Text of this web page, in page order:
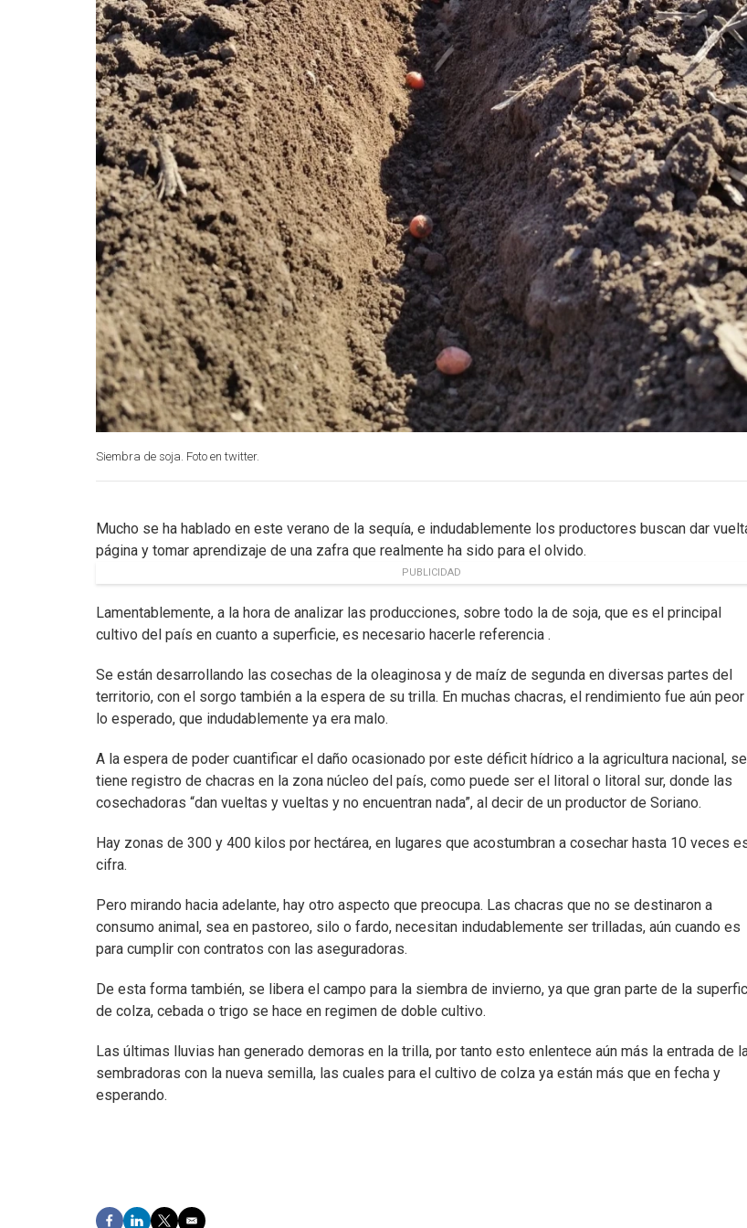
Siembra de soja. Foto en twitter.
Mucho se ha hablado en este verano de la sequía, e indudablemente los productores buscan dar
página y tomar aprendizaje de una zafra que realmente ha sido para el olvido.
PUBLICIDAD
Lamentablemente, a la hora de analizar las producciones, sobre todo la de soja, que es el principal
cultivo del país en cuanto a superficie, es necesario hacerle referencia .
Se están desarrollando las cosechas de la oleaginosa y de maíz de segunda en diversas partes del
territorio, con el sorgo también a la espera de su trilla. En muchas chacras, el rendimiento fue aún peor
lo esperado, que indudablemente ya era malo.
A la espera de poder cuantificar el daño ocasionado por este déficit hídrico a la agricultura nacional, se
tiene registro de chacras en la zona núcleo del país, como puede ser el litoral o litoral sur, donde las
cosechadoras “dan vueltas y vueltas y no encuentran nada”, al decir de un productor de Soriano.
Hay zonas de 300 y 400 kilos por hectárea, en lugares que acostumbran a cosechar hasta 10 veces
cifra.
Pero mirando hacia adelante, hay otro aspecto que preocupa. Las chacras que no se destinaron a
consumo animal, sea en pastoreo, silo o fardo, necesitan indudablemente ser trilladas, aún cuando es
para cumplir con contratos con las aseguradoras.
De esta forma también, se libera el campo para la siembra de invierno, ya que gran parte de la
de colza, cebada o trigo se hace en regimen de doble cultivo.
Las últimas lluvias han generado demoras en la trilla, por tanto esto enlentece aún más la entrada de
sembradoras con la nueva semilla, las cuales para el cultivo de colza ya están más que en fecha y
esperando.
F
L
T
E